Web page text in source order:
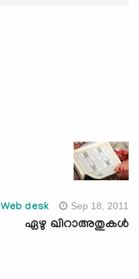
Web desk Sep 18, 2011
ഏഴു ഖിറാഅതുകള്‍